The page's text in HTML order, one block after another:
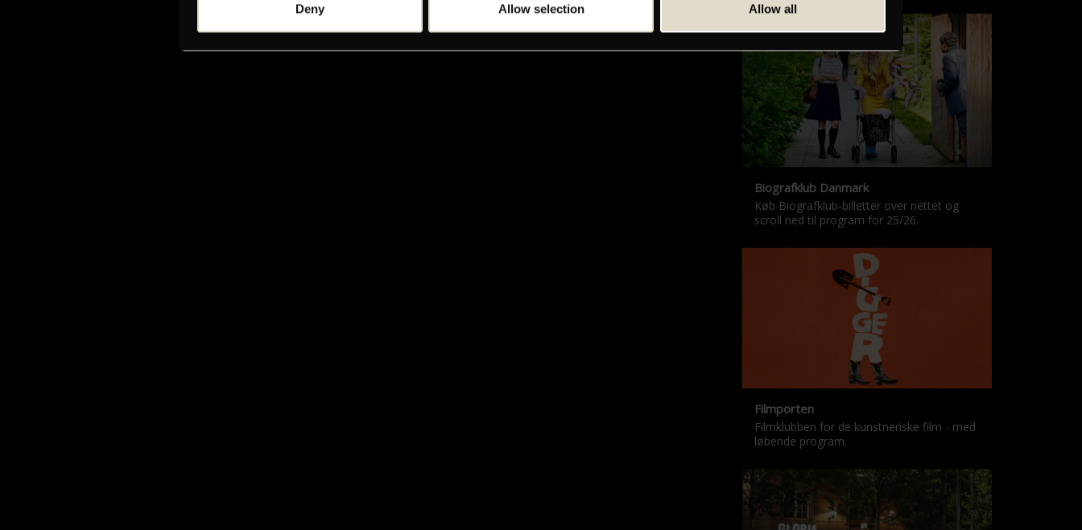
Deny Allow selection Allow all
Biografklub Danmark
Køb Biografklub-billetter over nettet og
scroll ned til program for 25/26.
Filmporten
Filmklubben for de kunstneriske film - med
løbende program.